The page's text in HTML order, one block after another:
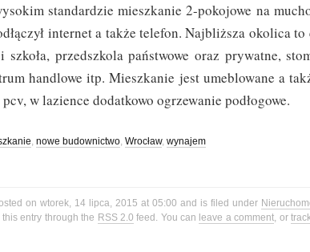
standardzie mieszkanie 2-pokojowe na
internet a także telefon. Najbliższa okolica
szkoła, przedszkola państwowe oraz prywatne,
handlowe itp. Mieszkanie jest umeblowane a
w lazience dodatkowo ogrzewanie podłogowe.
, nowe budownictwo, Wrocław, wynajem
on wtorek, 14 lipca, 2015 at 05:00 and is filed under
entry through the RSS 2.0 feed. You can leave a comment, or